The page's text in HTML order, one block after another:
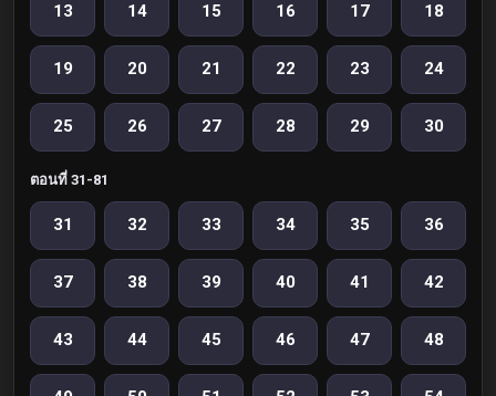
13 14 15 16 17 18
19 20 21 22 23 24
25 26 27 28 29 30
ตอนที่ 31-81
31 32 33 34 35 36
37 38 39 40 41 42
43 44 45 46 47 48